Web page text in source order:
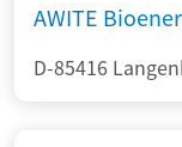
AWITE
D-85416